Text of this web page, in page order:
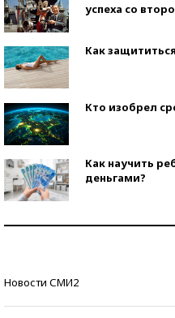
успеха со
Как
Кто изобрел
Как научить
деньгами?
Новости СМИ2